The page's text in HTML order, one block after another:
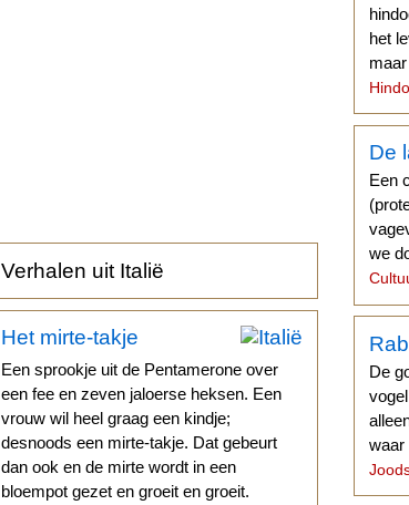
Verhalen uit Italië
Het mirte-takje
Een sprookje uit de Pentamerone over
een fee en zeven jaloerse heksen. Een
vrouw wil heel graag een kindje;
desnoods een mirte-takje. Dat gebeurt
dan ook en de mirte wordt in een
bloempot gezet en groeit en groeit.
het
De
Een
we
De
waar